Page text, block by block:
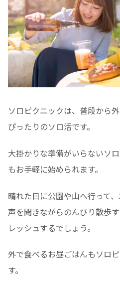
ソロピクニックは、普段から
ぴったりのソロ活です。
大掛かりな準備がいらないソ
もお手軽に始められます。
晴れた日に公園や山へ行って
声を聞きながらのんびり散歩
レッシュするでしょう。
外で食べるお昼ごはんもソロ
す。